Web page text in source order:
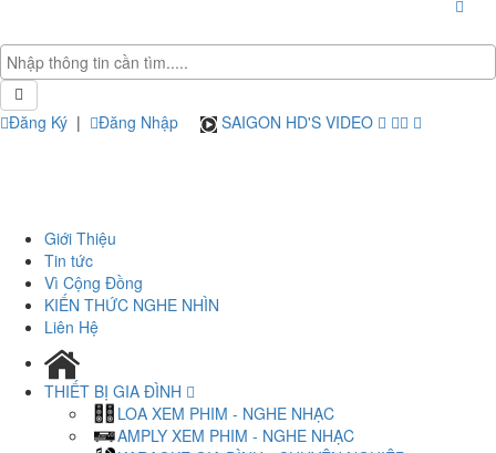
Đăng Ký | Đăng Nhập SAIGON HD'S VIDEO
Giới Thiệu
Tin tức
Vì Cộng Đồng
KIẾN THỨC NGHE NHÌN
Liên Hệ
THIẾT BỊ GIA ĐÌNH
LOA XEM PHIM - NGHE NHẠC
AMPLY XEM PHIM - NGHE NHẠC